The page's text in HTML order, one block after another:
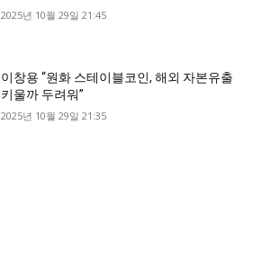
2025년 10월 29일 21:45
이창용 “원화 스테이블코인, 해외 자본유출
키울까 두려워”
2025년 10월 29일 21:35